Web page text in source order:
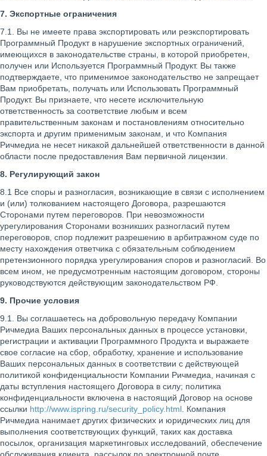
7. Экспортные ограничения
7.1. Вы не имеете права экспортировать или реэкспортировать
Программный Продукт в нарушение экспортных ограничений,
имеющихся в законодательстве страны, в которой приобретен,
получен или Используется Программный Продукт. Вы также
подтверждаете, что применимое законодательство не запрещает
Вам приобретать, получать или Использовать Программный
Продукт. Вы признаете, что несете исключительную
ответственность за соответствие любым и всем
правительственным законам и постановлениям относительно
экспорта и другим применимым законам, и что Компания
Ричмедиа не несет никакой дальнейшей ответственности в данной
области после предоставления Вам первичной лицензии.
8. Регулирующий закон
8.1 Все споры и разногласия, возникающие в связи с исполнением
и (или) толкованием настоящего Договора, разрешаются
Сторонами путем переговоров. При невозможности
урегулирования Сторонами возникших разногласий путем
переговоров, спор подлежит разрешению в арбитражном суде по
месту нахождения ответчика с обязательным соблюдением
претензионного порядка урегулирования споров и разногласий. Во
всем ином, не предусмотренным настоящим договором, стороны
руководствуются действующим законодательством РФ.
9. Прочие условия
9.1. Вы соглашаетесь на добровольную передачу Компании
Ричмедиа Ваших персональных данных в процессе установки,
регистрации и активации Программного Продукта и выражаете
свое согласие на сбор, обработку, хранение и использование
Ваших персональных данных в соответствии с действующей
политикой конфиденциальности Компании Ричмедиа, начиная с
даты вступления настоящего Договора в силу; политика
конфиденциальности включена в настоящий Договор на основе
ссылки http://www.ispring.ru/security_policy.html . Компания
Ричмедиа нанимает других физических и юридических лиц для
выполнения соответствующих функций, таких как доставка
посылок, организация маркетинговых исследований, обеспечение